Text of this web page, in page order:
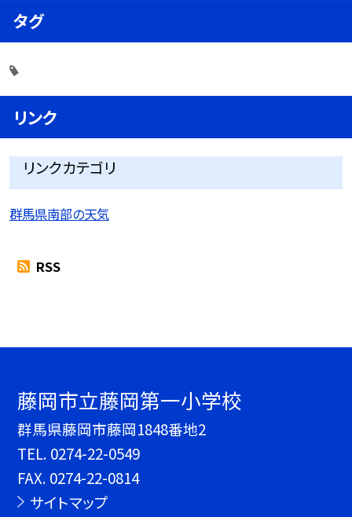
タグ
リンク
リンクカテゴリ
群馬県南部の天気
RSS
藤岡市立藤岡第一小学校
群馬県藤岡市藤岡1848番地2
TEL. 0274-22-0549
FAX. 0274-22-0814
サイトマップ